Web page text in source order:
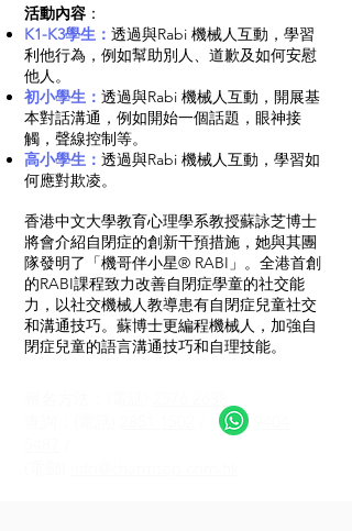
活動內容 ：
K1-K3學生： 透過與Rabi 機械人互動，學習
利他行為，例如幫助別人、道歉及如何安慰
他人。
初小學生： 透過與Rabi 機械人互動，開展基
本對話溝通，例如開始一個話題，眼神接
觸，聲線控制等。
高小學生： 透過與Rabi 機械人互動，學習如
何應對欺凌。
香港中文大學教育心理學系教授蘇詠芝博士
將會介紹自閉症的創新干預措施，她與其團
隊發明了「機哥伴小星® RABI」。全港首創
的RABI課程致力改善自閉症學童的社交能
力，以社交機械人教導患有自閉症兒童社交
和溝通技巧。蘇博士更編程機械人，加強自
閉症兒童的語言溝通技巧和自理技能。
/